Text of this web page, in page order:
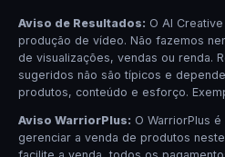
Aviso de Resultados: O AI
produção de vídeo. Não fazemos
de visualizações, vendas ou renda.
sugeridos não são típicos e
produtos, conteúdo e esforço.
Aviso WarriorPlus: O WarriorPlus
gerenciar a venda de produtos